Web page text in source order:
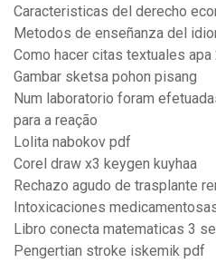
Caracteristicas del derecho
Metodos de enseñanza del
Como hacer citas textuales apa
Gambar sketsa pohon pisang
Num laboratorio foram
para a reação
Lolita nabokov pdf
Corel draw x3 keygen kuyhaa
Rechazo agudo de trasplante
Intoxicaciones
Libro conecta matematicas 3
Pengertian stroke iskemik pdf